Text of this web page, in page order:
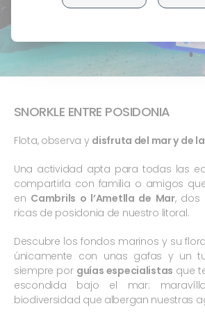
SNORKLE ENTRE POSIDONIA
Flota, observa y disfruta del mar y de
Una actividad apta para todas las
compartirla con familia o amigos
en Cambrils o l’Ametlla de Mar, dos
ricas de posidonia de nuestro litoral.
Descubre los fondos marinos y su
únicamente con unas gafas y un
siempre por guías especialistas que
escondida bajo el mar:
biodiversidad que albergan nuestras